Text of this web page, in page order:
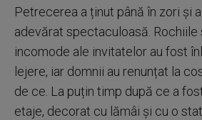
Petrecerea a ținut până în zori și
adevărat spectaculoasă.
incomode ale invitatelor au fost
lejere, iar domnii au renunțat la
de ce. La puțin timp după ce a
etaje, decorat cu lămâi și cu o